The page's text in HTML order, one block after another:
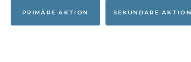
PRIMÄRE AKTION SEKUNDÄRE AKTION